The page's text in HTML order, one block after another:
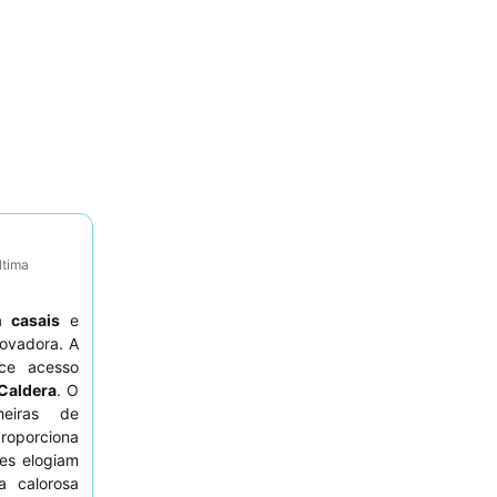
casais e
A
acesso
. O
de
elogiam
calorosa